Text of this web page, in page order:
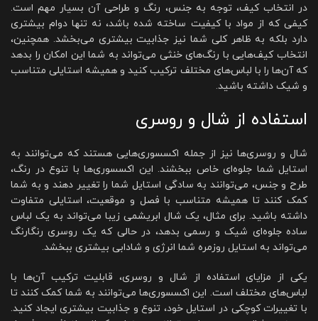
در انتخاب کیف، توجه به جنس، رنگ و طراحی آن بسیار مهم است.
کیفی که از مواد با کیفیت ساخته شده باشد، نه تنها دوام بیشتری
دارد بلکه به ظاهر کلی شما نیز جذابیت بیشتری می‌بخشد. همچنین،
انتخاب کیف‌هایی با رنگ‌های خنثی می‌تواند به شما این امکان را بدهد
که آن‌ها را با لباس‌های مختلف ترکیب کنید و همیشه استایلی متناسب
و شیک داشته باشید.
استفاده از شال و روسری
شال و روسری‌ها نیز از جمله اکسسوری‌هایی هستند که می‌توانند به
استایل شما جلوه‌ای خاص ببخشند. این اکسسوری‌ها با تنوع در رنگ،
طرح و جنس، می‌توانند به سادگی استایل شما را تغییر دهند و به شما
کمک کنند تا همیشه متناسب با فصل و موقعیت، استایلی متفاوت
داشته باشید. برای مثال، یک شال ابریشمی زیبا می‌تواند به یک لباس
ساده جلوه‌ای شیک و رسمی بدهد، در حالی که یک روسری رنگارنگ
می‌تواند به استایل روزمره شما انرژی و شادابی بیشتری ببخشد.
یکی از مزایای استفاده از شال و روسری، قابلیت ترکیب آن‌ها با
لباس‌های مختلف است. این اکسسوری‌ها می‌توانند به شما کمک کنند تا
با تغییرات کوچکی در استایل خود، تنوع و جذابیت بیشتری ایجاد کنید.